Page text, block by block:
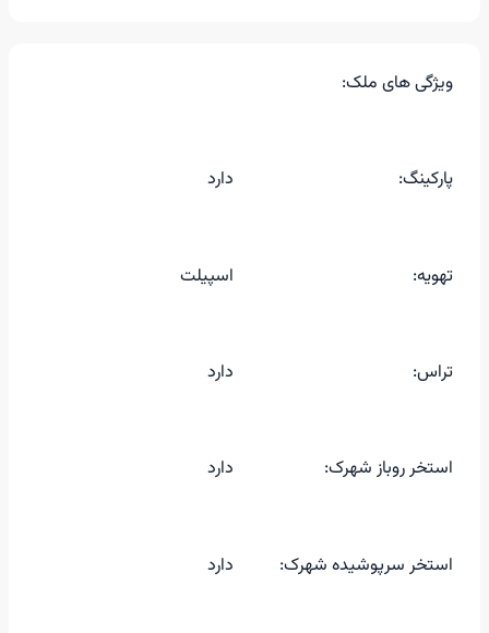
ویژگی های ملک:
پارکینگ: دارد
تهویه: اسپیلت
تراس: دارد
استخر روباز شهرک: دارد
استخر سرپوشیده شهرک: دارد